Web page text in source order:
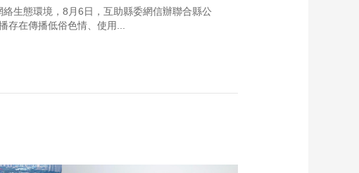
生態環境，8月6日，互助縣委網信辦聯合縣公
存在傳播低俗色情、使用...